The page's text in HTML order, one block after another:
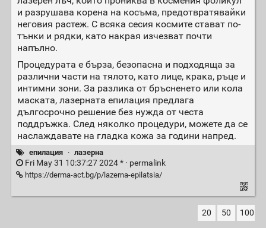
и разрушава корена на косъма, предотвратявайки
неговия растеж. С всяка сесия космите стават по-
тънки и рядки, като накрая изчезват почти
напълно.
Процедурата е бърза, безопасна и подходяща за
различни части на тялото, като лице, крака, ръце и
интимни зони. За разлика от бръсненето или кола
маската, лазерната епилация предлага
дългосрочно решение без нужда от честа
поддръжка. След няколко процедури, можете да се
наслаждавате на гладка кожа за години напред.
епилация · лазерна
Fri May 31 10:37:27 2024 * · permalink
https://derma-act.bg/p/lazerna-epilatsia/
20 50 100